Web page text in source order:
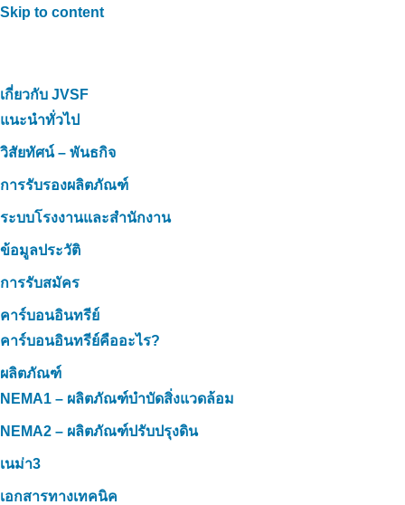
Skip to content
เกี่ยวกับ JVSF
แนะนำทั่วไป
วิสัยทัศน์ – พันธกิจ
การรับรองผลิตภัณฑ์
ระบบโรงงานและสำนักงาน
ข้อมูลประวัติ
การรับสมัคร
คาร์บอนอินทรีย์
คาร์บอนอินทรีย์คืออะไร?
ผลิตภัณฑ์
NEMA1 – ผลิตภัณฑ์บำบัดสิ่งแวดล้อม
NEMA2 – ผลิตภัณฑ์ปรับปรุงดิน
เนม่า3
เอกสารทางเทคนิค